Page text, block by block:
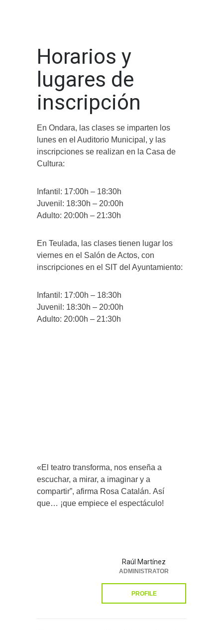
Horarios y
lugares de
inscripción
En Ondara, las clases se imparten los
lunes en el Auditorio Municipal, y las
inscripciones se realizan en la Casa de
Cultura:
Infantil: 17:00h – 18:30h
Juvenil: 18:30h – 20:00h
Adulto: 20:00h – 21:30h
En Teulada, las clases tienen lugar los
viernes en el Salón de Actos, con
inscripciones en el SIT del Ayuntamiento:
Infantil: 17:00h – 18:30h
Juvenil: 18:30h – 20:00h
Adulto: 20:00h – 21:30h
«El teatro transforma, nos enseña a
escuchar, a mirar, a imaginar y a
compartir”, afirma Rosa Catalán. Así
que… ¡que empiece el espectáculo!
Raúl Martínez
ADMINISTRATOR
PROFILE